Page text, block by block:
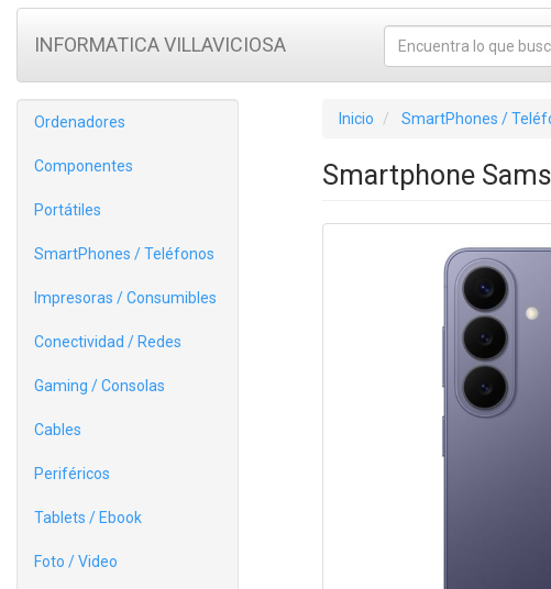
INFORMATICA VILLAVICIOSA
Ordenadores
Componentes
Portátiles
SmartPhones / Teléfonos
Impresoras / Consumibles
Conectividad / Redes
Gaming / Consolas
Cables
Periféricos
Tablets / Ebook
Foto / Video
Inicio SmartPhones /
Smartphone